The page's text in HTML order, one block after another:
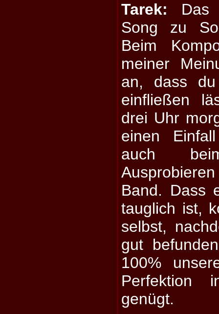
Tarek: Das
Song zu
Beim
meiner
an, dass
einfließen
drei Uhr
einen
auch
Band. Dass
tauglich ist,
selbst,
gut
100%
Perfektion
genügt.